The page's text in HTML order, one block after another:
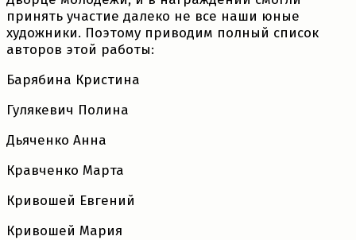
принять участие далеко не все наши юные
художники. Поэтому приводим полный список
авторов этой работы:
Барябина Кристина
Гулякевич Полина
Дьяченко Анна
Кравченко Марта
Кривошей Евгений
Кривошей Мария